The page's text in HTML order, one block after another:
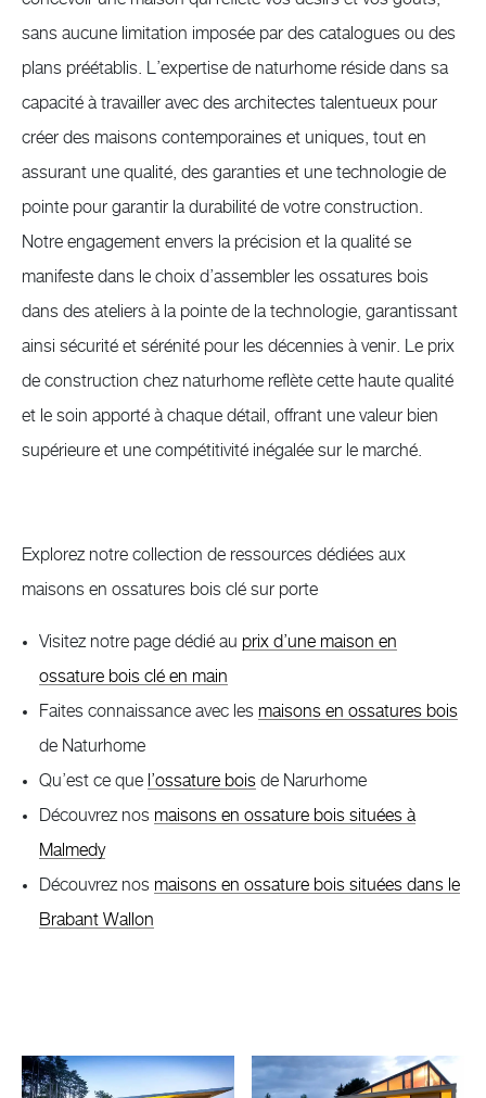
sans aucune limitation imposée par des catalogues ou des
plans préétablis. L’expertise de naturhome réside dans sa
capacité à travailler avec des architectes talentueux pour
créer des maisons contemporaines et uniques, tout en
assurant une qualité, des garanties et une technologie de
pointe pour garantir la durabilité de votre construction.
Notre engagement envers la précision et la qualité se
manifeste dans le choix d’assembler les ossatures bois
dans des ateliers à la pointe de la technologie, garantissant
ainsi sécurité et sérénité pour les décennies à venir. Le prix
de construction chez naturhome reflète cette haute qualité
et le soin apporté à chaque détail, offrant une valeur bien
supérieure et une compétitivité inégalée sur le marché.
Explorez notre collection de ressources dédiées aux
maisons en ossatures bois clé sur porte
Visitez notre page dédié au prix d’une maison en
ossature bois clé en main
Faites connaissance avec les maisons en ossatures bois
de Naturhome
Qu’est ce que l’ossature bois de Narurhome
Découvrez nos maisons en ossature bois situées à
Malmedy
Découvrez nos maisons en ossature bois situées dans le
Brabant Wallon